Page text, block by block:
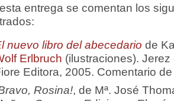
entrega se comentan los
nuevo libro del abecedario de
Erlbruch (ilustraciones).
Editora, 2005. Comentario
Rosina!, de Mª. José